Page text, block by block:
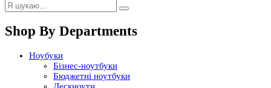
Shop By Departments
Ноубуки
Бізнес-ноутбуки
Бюджетні ноутбуки
Дескноути